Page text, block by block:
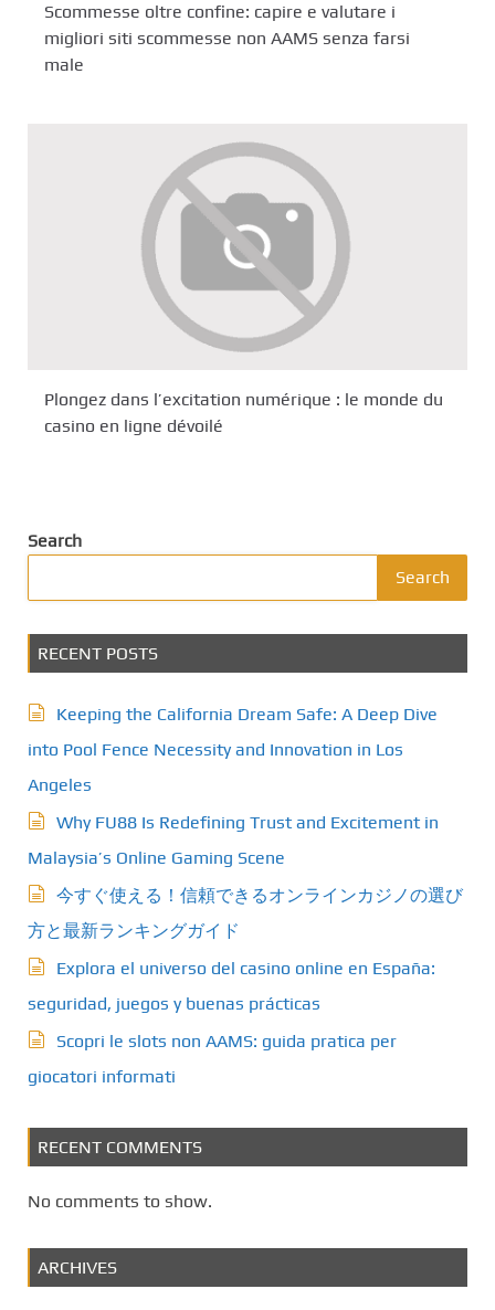
Scommesse oltre confine: capire e valutare i
migliori siti scommesse non AAMS senza farsi
male
Plongez dans l’excitation numérique : le monde du
casino en ligne dévoilé
Search
Search
RECENT POSTS
Keeping the California Dream Safe: A Deep Dive
into Pool Fence Necessity and Innovation in Los
Angeles
Why FU88 Is Redefining Trust and Excitement in
Malaysia’s Online Gaming Scene
今すぐ使える！信頼できるオンラインカジノの選び
方と最新ランキングガイド
Explora el universo del casino online en España:
seguridad, juegos y buenas prácticas
Scopri le slots non AAMS: guida pratica per
giocatori informati
RECENT COMMENTS
No comments to show.
ARCHIVES